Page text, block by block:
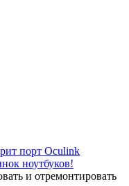
порт Oculink
ноутбуков!
и отремонтировать